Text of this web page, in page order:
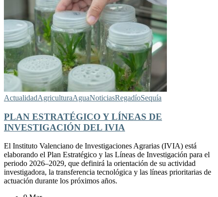
ActualidadAgriculturaAguaNoticiasRegadíoSequía
PLAN ESTRATÉGICO Y LÍNEAS DE
INVESTIGACIÓN DEL IVIA
El Instituto Valenciano de Investigaciones Agrarias (IVIA) está
elaborando el Plan Estratégico y las Líneas de Investigación para el
periodo 2026–2029, que definirá la orientación de su actividad
investigadora, la transferencia tecnológica y las líneas prioritarias de
actuación durante los próximos años.